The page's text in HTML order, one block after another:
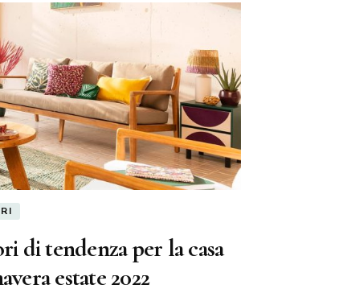
di tendenza per la casa
estate 2022